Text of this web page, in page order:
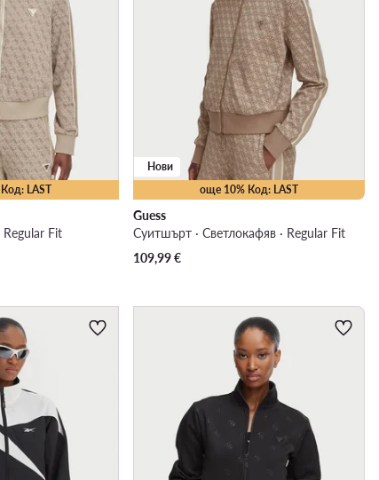
LAST
Fit
още 10% Код: LAST
Нови
Guess
Суитшърт · Светлокафяв · Regular Fit
109,99€